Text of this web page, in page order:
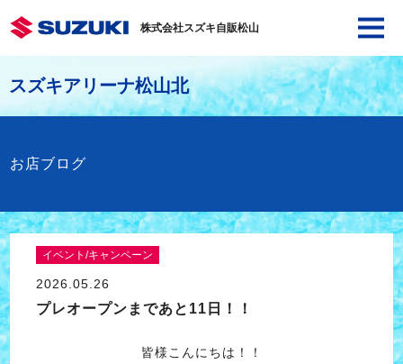
株式会社スズキ自販松山
スズキアリーナ松山北
お店ブログ
イベント/キャンペーン
2026.05.26
プレオープンまであと11日！！
皆様こんにちは！！